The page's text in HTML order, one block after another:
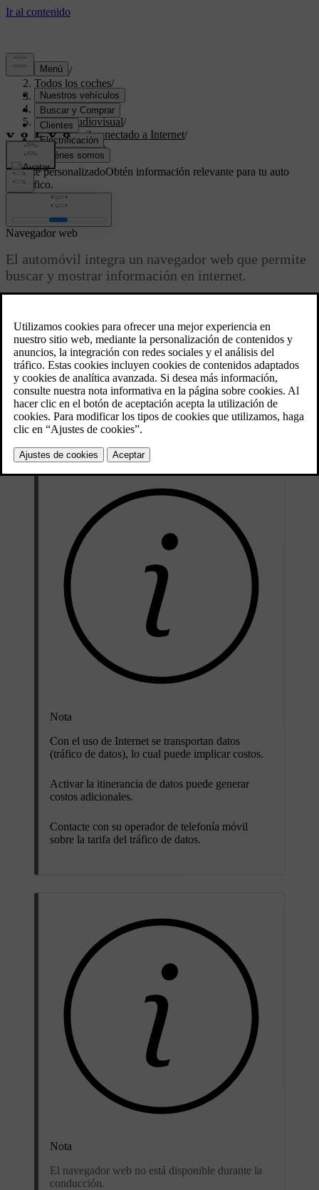
Soporte/
Todos los coches/
V70 2016 /
Manual de usuario
Sistema audiovisual/
Automóvil conectado a Internet/
Navegador web
Soporte personalizadoObtén información relevante para tu auto
específico.
Iniciar sesión
Navegador web
El automóvil integra un navegador web que permite
buscar y mostrar información en internet.
manejo del sistema y del menú.
El navegador web es de tipo sencillo y no admite el estándar HTML
4 para texto e imágenes. El navegador web no admite por ejemplo
imágenes en movimiento, vídeo y audio. No pueden descargarse ni
guardarse archivos.
Para poder utilizar el navegador web, el automóvil debe estar
conectado a Internet
Nota
Con el uso de Internet se transportan datos
(tráfico de datos), lo cual puede implicar costos.
Activar la itinerancia de datos puede generar
costos adicionales.
Contacte con su operador de telefonía móvil
sobre la tarifa del tráfico de datos.
Nota
El navegador web no está disponible durante la
conducción.